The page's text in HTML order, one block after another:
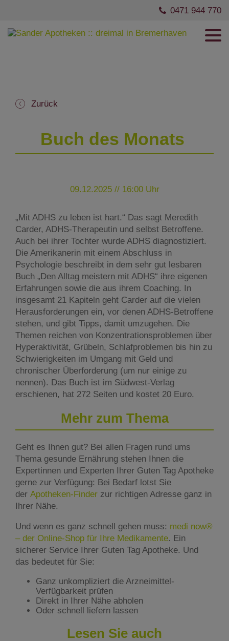
0471 944 770
Zurück
Buch des Monats
09.12.2025 // 16:00 Uhr
„Mit ADHS zu leben ist hart.“ Das sagt Meredith
Carder, ADHS-Therapeutin und selbst Betroffene.
Auch bei ihrer Tochter wurde ADHS diagnostiziert.
Die Amerikanerin mit einem Abschluss in
Psychologie beschreibt in dem sehr gut lesbaren
Buch „Den Alltag meistern mit ADHS“ ihre eigenen
Erfahrungen sowie die aus ihrem Coaching. In
insgesamt 21 Kapiteln geht Carder auf die vielen
Herausforderungen ein, vor denen ADHS-Betroffene
stehen, und gibt Tipps, damit umzugehen. Die
Themen reichen von Konzentrationsproblemen über
Hyperaktivität, Grübeln, Schlafproblemen bis hin zu
Schwierigkeiten im Umgang mit Geld und
chronischer Überforderung (um nur einige zu
nennen). Das Buch ist im Südwest-Verlag
erschienen, hat 272 Seiten und kostet 20 Euro.
Mehr zum Thema
Geht es Ihnen gut? Bei allen Fragen rund ums
Thema gesunde Ernährung stehen Ihnen die
Expertinnen und Experten Ihrer Guten Tag Apotheke
gerne zur Verfügung: Bei Bedarf lotst Sie
der Apotheken-Finder zur richtigen Adresse ganz in
Ihrer Nähe.
Und wenn es ganz schnell gehen muss: medi now®
– der Online-Shop für Ihre Medikamente. Ein
sicherer Service Ihrer Guten Tag Apotheke. Und
das bedeutet für Sie:
Ganz unkompliziert die Arzneimittel-
Verfügbarkeit prüfen
Direkt in Ihrer Nähe abholen
Oder schnell liefern lassen
Lesen Sie auch